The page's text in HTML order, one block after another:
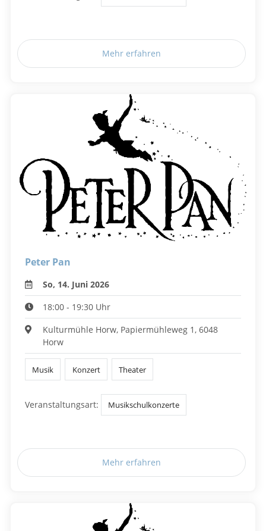
Mehr erfahren
Peter Pan
So, 14. Juni 2026
18:00 - 19:30 Uhr
Kulturmühle Horw, Papiermühleweg 1, 6048
Horw
Musik Konzert Theater
Veranstaltungsart: Musikschulkonzerte
Mehr erfahren